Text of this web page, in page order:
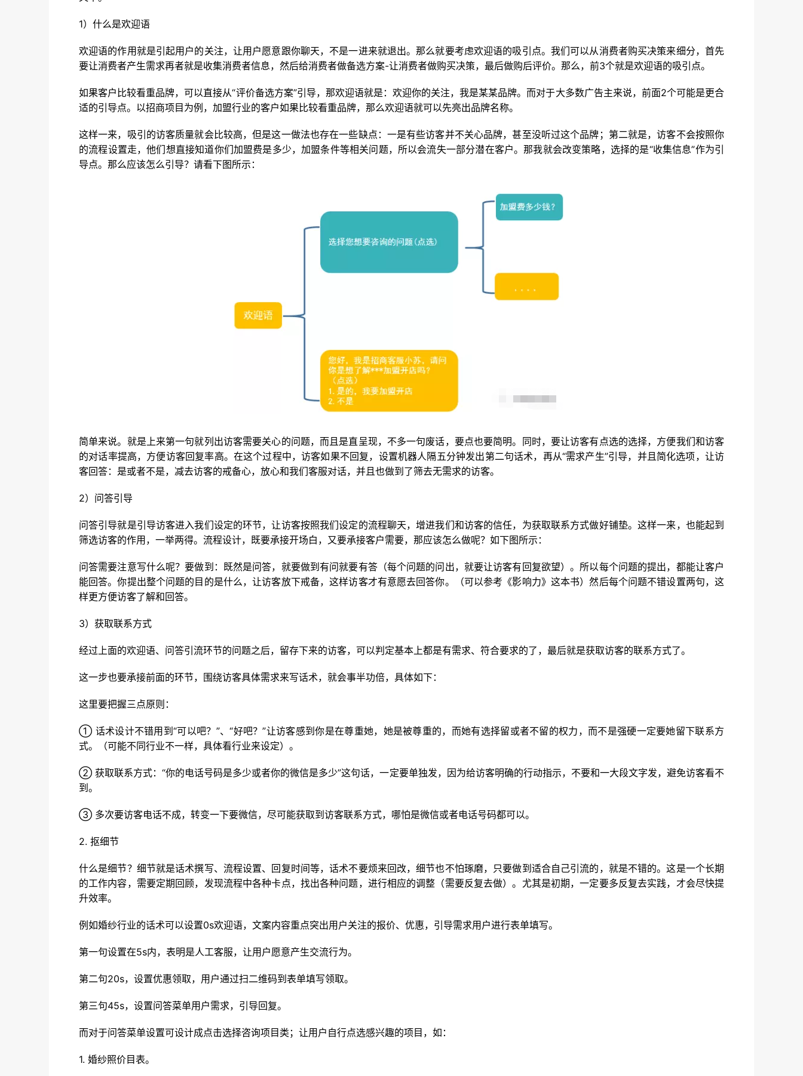
1）什么是欢迎语
欢迎语的作用就是引起用户的关注，让用户愿意跟你聊天，不是一进来就退出。那么就要考虑欢迎语的吸引点。我们可以从消费者购买决策来细分，首先
要让消费者产生需求再者就是收集消费者信息，然后给消费者做备选方案-让消费者做购买决策，最后做购后评价。那么，前3个就是欢迎语的吸引点。
如果客户比较看重品牌，可以直接从“评价备选方案”引导，那欢迎语就是：欢迎你的关注，我是某某品牌。而对于大多数广告主来说，前面2个可能是更合
适的引导点。以招商项目为例，加盟行业的客户如果比较看重品牌，那么欢迎语就可以先亮出品牌名称。
这样一来，吸引的访客质量就会比较高，但是这一做法也存在一些缺点：一是有些访客并不关心品牌，甚至没听过这个品牌；第二就是，访客不会按照你
的流程设置走，他们想直接知道你们加盟费是多少，加盟条件等相关问题，所以会流失一部分潜在客户。那我就会改变策略，选择的是“收集信息”作为引
导点。那么应该怎么引导？请看下图所示：
简单来说。就是上来第一句就列出访客需要关心的问题，而且是直呈现，不多一句废话，要点也要简明。同时，要让访客有点选的选择，方便我们和访客
的对话率提高，方便访客回复率高。在这个过程中，访客如果不回复，设置机器人隔五分钟发出第二句话术，再从“需求产生”引导，并且简化选项，让访
客回答：是或者不是，减去访客的戒备心，放心和我们客服对话，并且也做到了筛去无需求的访客。
2）问答引导
问答引导就是引导访客进入我们设定的环节，让访客按照我们设定的流程聊天，增进我们和访客的信任，为获取联系方式做好铺垫。这样一来，也能起到
筛选访客的作用，一举两得。流程设计，既要承接开场白，又要承接客户需要，那应该怎么做呢？如下图所示：
问答需要注意写什么呢？要做到：既然是问答，就要做到有问就要有答（每个问题的问出，就要让访客有回复欲望）。所以每个问题的提出，都能让客户
能回答。你提出整个问题的目的是什么，让访客放下戒备，这样访客才有意愿去回答你。（可以参考《影响力》这本书）然后每个问题不错设置两句，这
样更方便访客了解和回答。
3）获取联系方式
经过上面的欢迎语、问答引流环节的问题之后，留存下来的访客，可以判定基本上都是有需求、符合要求的了，最后就是获取访客的联系方式了。
这一步也要承接前面的环节，围绕访客具体需求来写话术，就会事半功倍，具体如下：
这里要把握三点原则：
① 话术设计不错用到“可以吧？”、“好吧？”让访客感到你是在尊重她，她是被尊重的，而她有选择留或者不留的权力，而不是强硬一定要她留下联系方
式。（可能不同行业不一样，具体看行业来设定）。
② 获取联系方式：“你的电话号码是多少或者你的微信是多少”这句话，一定要单独发，因为给访客明确的行动指示，不要和一大段文字发，避免访客看不
到。
③ 多次要访客电话不成，转变一下要微信，尽可能获取到访客联系方式，哪怕是微信或者电话号码都可以。
2. 抠细节
什么是细节？细节就是话术撰写、流程设置、回复时间等，话术不要烦来回改，细节也不怕琢磨，只要做到适合自己引流的，就是不错的。这是一个长期
的工作内容，需要定期回顾，发现流程中各种卡点，找出各种问题，进行相应的调整（需要反复去做）。尤其是初期，一定要多反复去实践，才会尽快提
升效率。
例如婚纱行业的话术可以设置0s欢迎语，文案内容重点突出用户关注的报价、优惠，引导需求用户进行表单填写。
第一句设置在5s内，表明是人工客服，让用户愿意产生交流行为。
第二句20s，设置优惠领取，用户通过扫二维码到表单填写领取。
第三句45s，设置问答菜单用户需求，引导回复。
而对于问答菜单设置可设计成点击选择咨询项目类；让用户自行点选感兴趣的项目，如：
1. 婚纱照价目表。